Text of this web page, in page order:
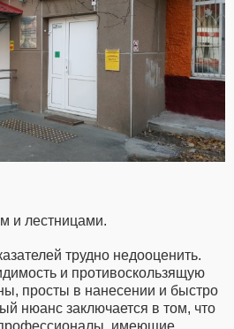
и лестницами.
трудно недооценить.
и противоскользящую
просты в нанесении и быстро
нюанс заключается в том, что